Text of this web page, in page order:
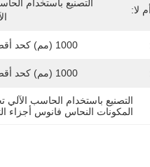
لا:
1000 (مم) كحد أقصى
1000 (مم) كحد أقصى
التصنيع باستخدام الحاسب الآلي
المكونات النحاس فانوس أجزاء